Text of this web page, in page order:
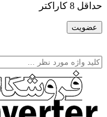
حداقل 8 کاراکتر